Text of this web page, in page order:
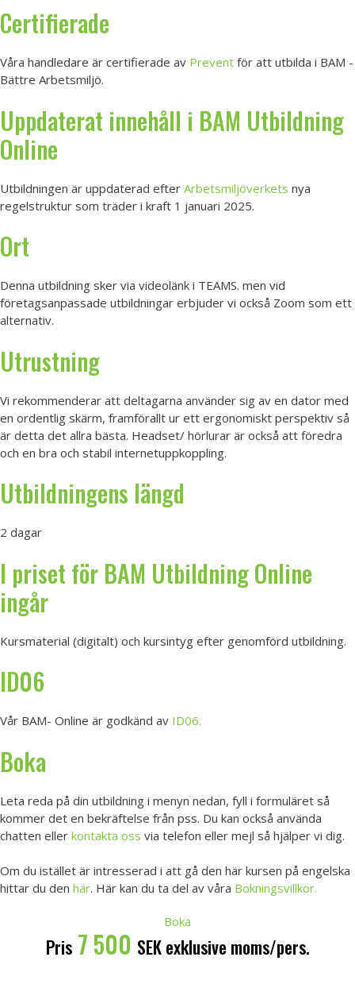
Certifierade
Våra handledare är certifierade av Prevent för att utbilda i BAM -
Bättre Arbetsmiljö.
Uppdaterat innehåll i BAM Utbildning
Online
Utbildningen är uppdaterad efter Arbetsmiljöverkets nya
regelstruktur som träder i kraft 1 januari 2025.
Ort
Denna utbildning sker via videolänk i TEAMS. men vid
företagsanpassade utbildningar erbjuder vi också Zoom som ett
alternativ.
Utrustning
Vi rekommenderar att deltagarna använder sig av en dator med
en ordentlig skärm, framförallt ur ett ergonomiskt perspektiv så
är detta det allra bästa. Headset/ hörlurar är också att föredra
och en bra och stabil internetuppkoppling.
Utbildningens längd
2 dagar
I priset för BAM Utbildning Online
ingår
Kursmaterial (digitalt) och kursintyg efter genomförd utbildning.
ID06
Vår BAM- Online är godkänd av ID06.
Boka
Leta reda på din utbildning i menyn nedan, fyll i formuläret så
kommer det en bekräftelse från pss. Du kan också använda
chatten eller kontakta oss via telefon eller mejl så hjälper vi dig.
Om du istället är intresserad i att gå den här kursen på engelska
hittar du den här. Här kan du ta del av våra Bokningsvillkor.
Boka
Pris7 500 SEK exklusive moms/pers.